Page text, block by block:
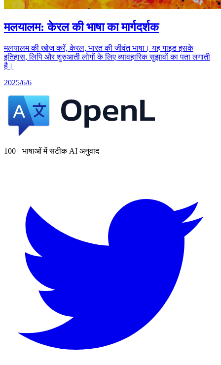
मलयालम: केरल की भाषा का मार्गदर्शक
मलयालम की खोज करें, केरल, भारत की जीवंत भाषा। यह गाइड इसके
इतिहास, लिपि और शुरुआती लोगों के लिए व्यावहारिक सुझावों का पता लगाती
है।
2025/6/6
100+ भाषाओं में सटीक AI अनुवाद